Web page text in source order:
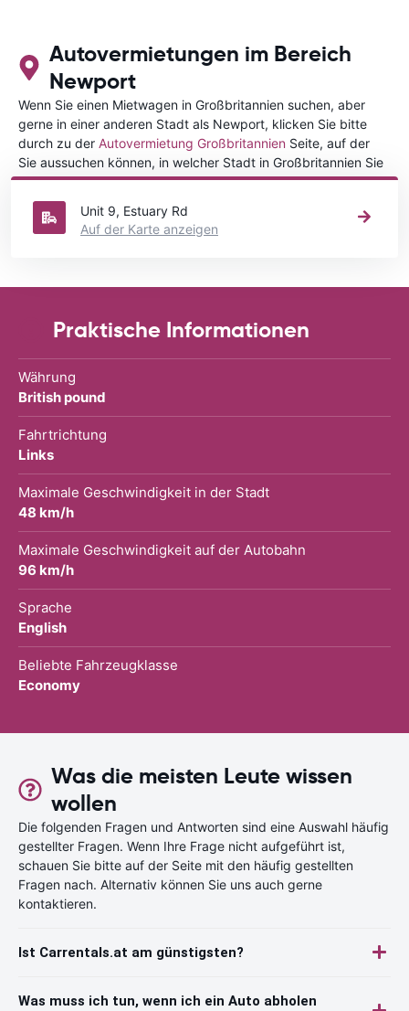
Autovermietungen im Bereich
Newport
Wenn Sie einen Mietwagen in Großbritannien suchen, aber
gerne in einer anderen Stadt als Newport, klicken Sie bitte
durch zu der Autovermietung Großbritannien Seite, auf der
Sie aussuchen können, in welcher Stadt in Großbritannien Sie
Ihr Fahrzeug mieten wollen.
Unit 9, Estuary Rd
Auf der Karte anzeigen
Praktische Informationen
Währung
British pound
Fahrtrichtung
Links
Maximale Geschwindigkeit in der Stadt
48 km/h
Maximale Geschwindigkeit auf der Autobahn
96 km/h
Sprache
English
Beliebte Fahrzeugklasse
Economy
Was die meisten Leute wissen
wollen
Die folgenden Fragen und Antworten sind eine Auswahl häufig
gestellter Fragen. Wenn Ihre Frage nicht aufgeführt ist,
schauen Sie bitte auf der Seite mit den häufig gestellten
Fragen nach. Alternativ können Sie uns auch gerne
kontaktieren.
Ist Carrentals.at am günstigsten?
Was muss ich tun, wenn ich ein Auto abholen